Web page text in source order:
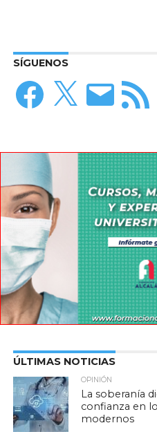
SÍGUENOS
Facebook
X
Correo
electrónico
Feed
RSS
ÚLTIMAS NOTICIAS
OPINIÓN
La soberanía
confianza en
modernos